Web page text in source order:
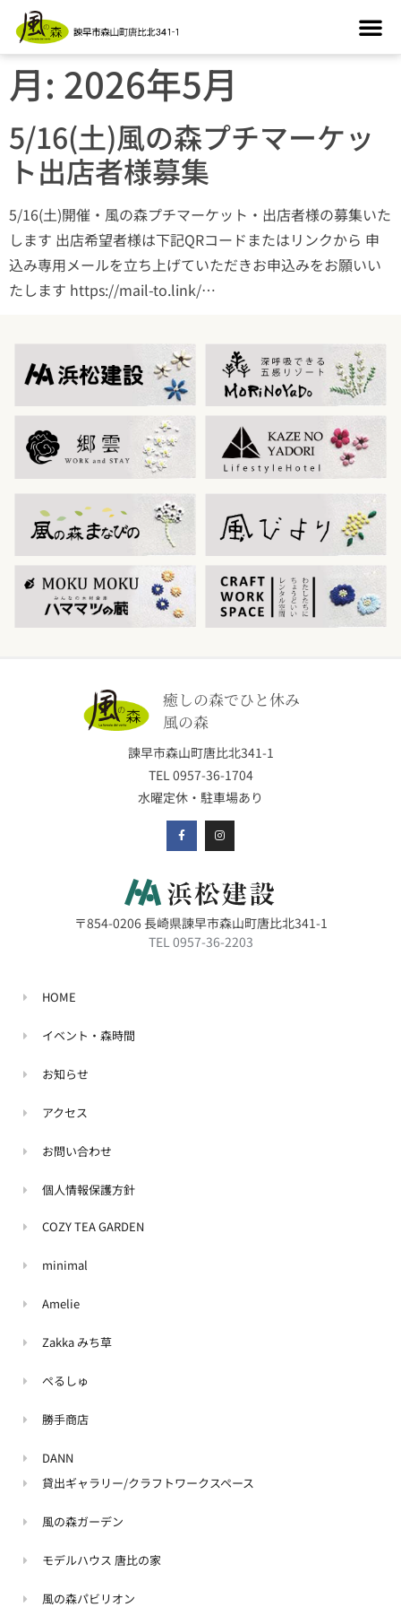
月: 2026年5月
5/16(土)風の森プチマーケッ
ト出店者様募集
5/16(土)開催・風の森プチマーケット・出店者様の募集いた
します 出店希望者様は下記QRコードまたはリンクから 申
込み専用メールを立ち上げていただきお申込みをお願いい
たします https://mail-to.link/…
癒しの森でひと休み
風の森
諫早市森山町唐比北341-1
TEL 0957-36-1704
水曜定休・駐車場あり
〒854-0206 長崎県諫早市森山町唐比北341-1
TEL0957-36-2203
HOME
イベント・森時間
お知らせ
アクセス
お問い合わせ
個人情報保護方針
COZY TEA GARDEN
minimal
Amelie
Zakka みち草
ぺるしゅ
勝手商店
DANN
貸出ギャラリー/クラフトワークスペース
風の森ガーデン
モデルハウス 唐比の家
風の森パビリオン